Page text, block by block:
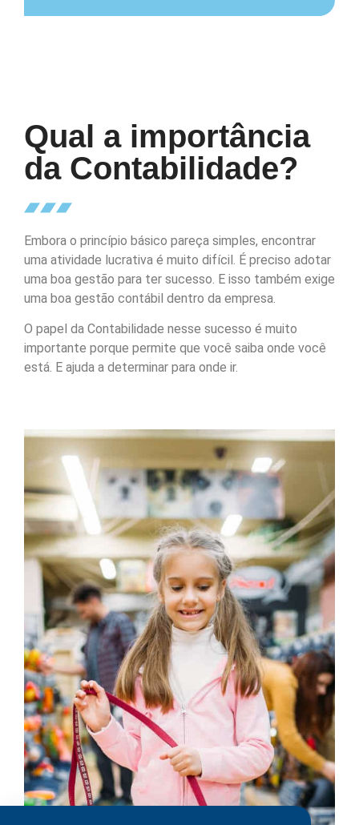
Qual a importância
da Contabilidade?
Embora o princípio básico pareça simples, encontrar
uma atividade lucrativa é muito difícil. É preciso adotar
uma boa gestão para ter sucesso. E isso também exige
uma boa gestão contábil dentro da empresa.
O papel da Contabilidade nesse sucesso é muito
importante porque permite que você saiba onde você
está. E ajuda a determinar para onde ir.